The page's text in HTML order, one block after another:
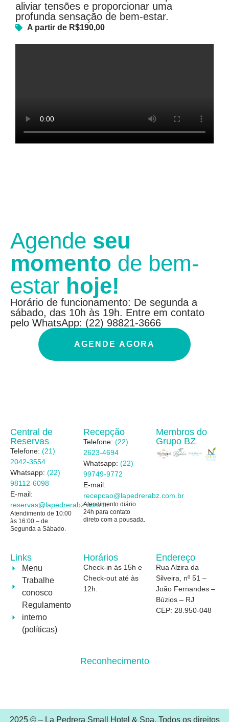
aliviar tensões e proporcionar uma
profunda sensação de bem-estar.
A partir de R$190,00
Agende seu
momento de bem-
estar hoje!
Horário de funcionamento: De segunda a
sábado, das 10h às 19h. Entre em contato
pelo WhatsApp: (22) 98821-3666
AGENDE AGORA
Central de
Reservas
Telefone: (21)
2042-3554
Whatsapp: (22)
98112-6098
E-mail:
reservas@lapedrerabz.com.br
Atendimento de 10:00
às 16:00 – de
Segunda a Sábado.
Recepção
Telefone: (22)
2623-4694
Whatsapp: (22)
99749-9772
E-mail:
recepcao@lapedrerabz.com.br
Atendimento diário
24h para contato
direto com a pousada.
Membros do
Grupo BZ
Links
Menu
Trabalhe
conosco
Regulamento
interno
(políticas)
Horários
Check-in às 15h e
Check-out até às
12h.
Endereço
Rua Alzira da
Silveira, nº 51 –
João Fernandes –
Búzios – RJ
CEP: 28.950-048
Reconhecimento
2025 © – La Pedrera Small Hotel & Spa. Todos os direitos